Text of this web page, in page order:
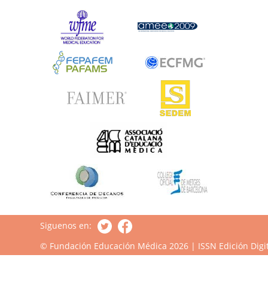
Siguenos en:
© Fundación Educación Médica 2026 | ISSN Edición